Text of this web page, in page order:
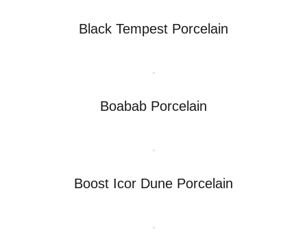
Black Tempest Porcelain
Boabab Porcelain
Boost Icor Dune Porcelain